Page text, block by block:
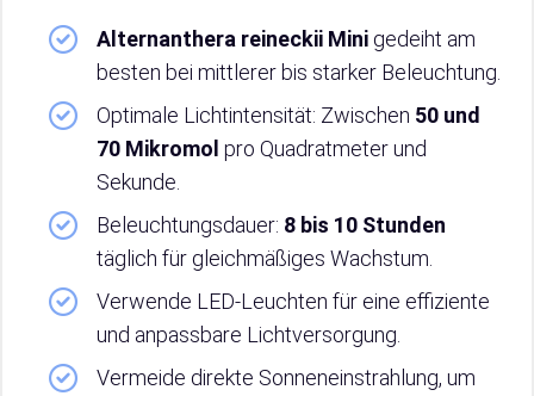
Alternanthera reineckii Mini gedeiht am
besten bei mittlerer bis starker Beleuchtung.
Optimale Lichtintensität: Zwischen 50 und
70 Mikromol pro Quadratmeter und
Sekunde.
Beleuchtungsdauer: 8 bis 10 Stunden
täglich für gleichmäßiges Wachstum.
Verwende LED-Leuchten für eine effiziente
und anpassbare Lichtversorgung.
Vermeide direkte Sonneneinstrahlung, um